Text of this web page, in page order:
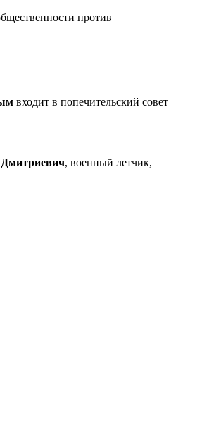
против
входит в попечительский совет
, военный летчик,